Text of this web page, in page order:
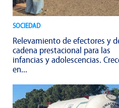
SOCIEDAD
Relevamiento de efectores y
cadena prestacional para las
infancias y adolescencias.
en...